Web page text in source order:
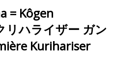
= Kôgen
リハライザー ガン
Kurihariser